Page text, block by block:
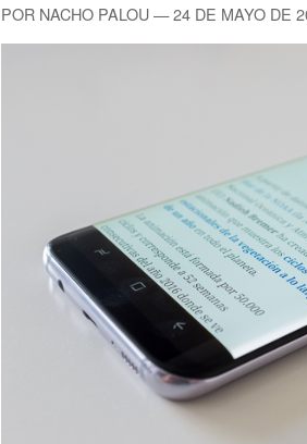
POR NACHO PALOU — 24 DE MAYO DE